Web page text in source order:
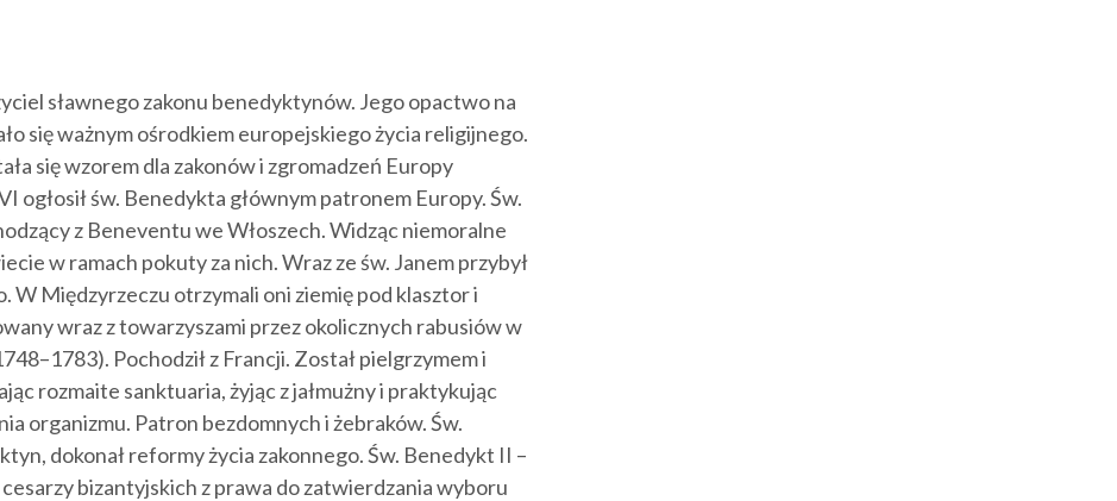
sławnego zakonu benedyktynów. Jego opactwo na
się ważnym ośrodkiem europejskiego życia religijnego.
się wzorem dla zakonów i zgromadzeń Europy
ogłosił św. Benedykta głównym patronem Europy. Św.
z Beneventu we Włoszech. Widząc niemoralne
w ramach pokuty za nich. Wraz ze św. Janem przybył
W Międzyrzeczu otrzymali oni ziemię pod klasztor i
wraz z towarzyszami przez okolicznych rabusiów w
Pochodził z Francji. Został pielgrzymem i
rozmaite sanktuaria, żyjąc z jałmużny i praktykując
organizmu. Patron bezdomnych i żebraków. Św.
dokonał reformy życia zakonnego. Św. Benedykt II –
bizantyjskich z prawa do zatwierdzania wyboru